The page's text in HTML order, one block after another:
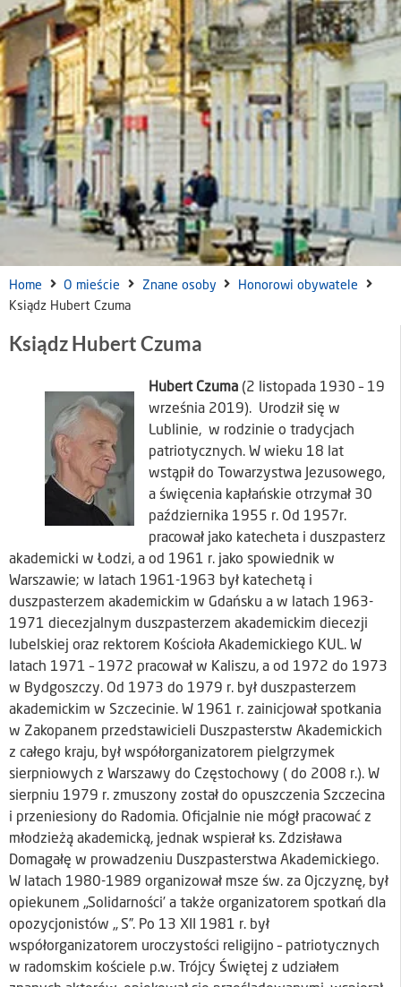
Home O mieście Znane osoby
Honorowi obywatele
Ksiądz Hubert Czuma
Ksiądz Hubert Czuma
Hubert Czuma (2 listopada 1930 – 19
września 2019). Urodził się w
Lublinie, w rodzinie o tradycjach
patriotycznych. W wieku 18 lat
wstąpił do Towarzystwa Jezusowego,
a święcenia kapłańskie otrzymał 30
października 1955 r. Od 1957r.
pracował jako katecheta i duszpasterz
akademicki w Łodzi, a od 1961 r. jako spowiednik w
Warszawie; w latach 1961-1963 był katechetą i
duszpasterzem akademickim w Gdańsku a w latach 1963-
1971 diecezjalnym duszpasterzem akademickim diecezji
lubelskiej oraz rektorem Kościoła Akademickiego KUL. W
latach 1971 – 1972 pracował w Kaliszu, a od 1972 do 1973
w Bydgoszczy. Od 1973 do 1979 r. był duszpasterzem
akademickim w Szczecinie. W 1961 r. zainicjował spotkania
w Zakopanem przedstawicieli Duszpasterstw Akademickich
z całego kraju, był współorganizatorem pielgrzymek
sierpniowych z Warszawy do Częstochowy ( do 2008 r.). W
sierpniu 1979 r. zmuszony został do opuszczenia Szczecina
i przeniesiony do Radomia. Oficjalnie nie mógł pracować z
młodzieżą akademicką, jednak wspierał ks. Zdzisława
Domagałę w prowadzeniu Duszpasterstwa Akademickiego.
W latach 1980-1989 organizował msze św. za Ojczyznę, był
opiekunem „Solidarności’ a także organizatorem spotkań dla
opozycjonistów „ S”. Po 13 XII 1981 r. był
współorganizatorem uroczystości religijno – patriotycznych
w radomskim kościele p.w. Trójcy Świętej z udziałem